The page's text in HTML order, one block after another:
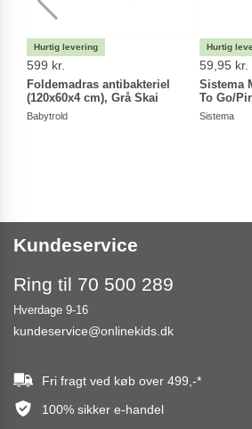
599 kr.
Foldemadras antibakteriel
(120x60x4 cm), Grå Skai
Babytrold
59,95 kr.
Sistema
To Go/
Sistema
Kundeservice
Ring til 70 500 289
Hverdage 9-16
kundeservice@onlinekids.dk
Fri fragt ved køb over 499,-*
100% sikker e-handel